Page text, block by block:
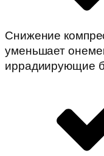
Снижение
уменьшает
иррадиирующие